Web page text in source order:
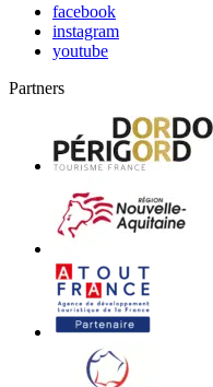
facebook
instagram
youtube
Partners